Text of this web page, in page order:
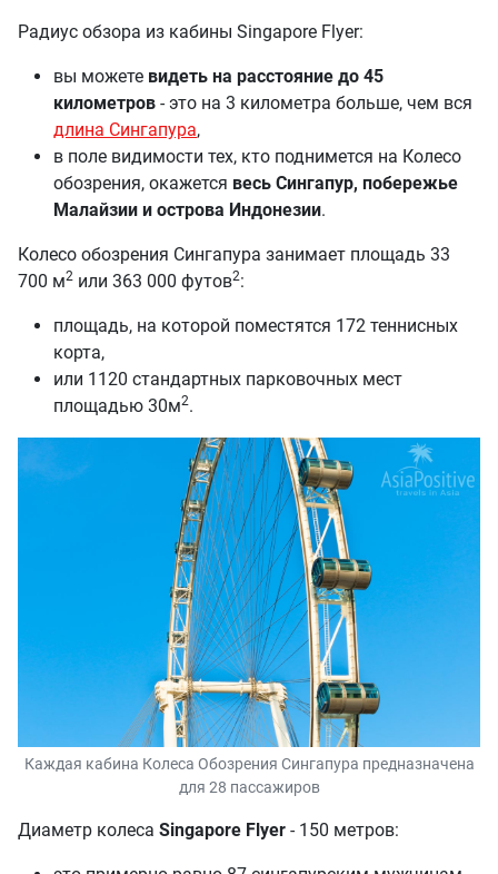
Радиус обзора из кабины Singapore Flyer:
вы можете видеть на расстояние до 45
километров - это на 3 километра больше, чем вся
длина Сингапура,
в поле видимости тех, кто поднимется на Колесо
обозрения, окажется весь Сингапур, побережье
Малайзии и острова Индонезии.
Колесо обозрения Сингапура занимает площадь 33
700 м2 или 363 000 футов2:
площадь, на которой поместятся 172 теннисных
корта,
или 1120 стандартных парковочных мест
площадью 30м2.
Каждая кабина Колеса Обозрения Сингапура предназначена
для 28 пассажиров
Диаметр колеса Singapore Flyer - 150 метров: